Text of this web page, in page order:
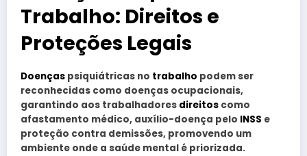
Trabalho: Direitos e
Proteções Legais
Doenças psiquiátricas no trabalho podem ser
reconhecidas como doenças ocupacionais,
garantindo aos trabalhadores direitos como
afastamento médico, auxílio-doença pelo INSS e
proteção contra demissões, promovendo um
ambiente onde a saúde mental é priorizada.